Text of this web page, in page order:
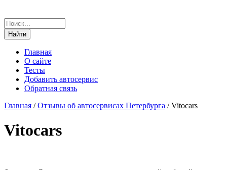
Главная
О сайте
Тесты
Добавить автосервис
Обратная связь
Главная /Отзывы об автосервисах Петербурга /Vitocars
Vitocars